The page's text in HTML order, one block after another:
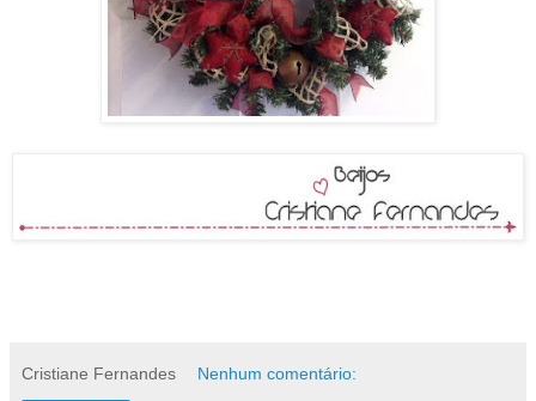
Cristiane Fernandes Nenhum comentário: